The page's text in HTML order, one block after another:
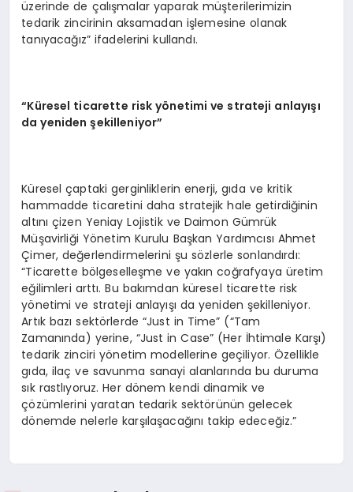
üzerinde de çalışmalar yaparak müşterilerimizin
tedarik zincirinin aksamadan işlemesine olanak
tanıyacağız” ifadelerini kullandı.
“Küresel ticarette risk yönetimi ve strateji anlayışı
da yeniden şekilleniyor”
Küresel çaptaki gerginliklerin enerji, gıda ve kritik
hammadde ticaretini daha stratejik hale getirdiğinin
altını çizen Yeniay Lojistik ve Daimon Gümrük
Müşavirliği Yönetim Kurulu Başkan Yardımcısı Ahmet
Çimer, değerlendirmelerini şu sözlerle sonlandırdı:
“Ticarette bölgeselleşme ve yakın coğrafyaya üretim
eğilimleri arttı. Bu bakımdan küresel ticarette risk
yönetimi ve strateji anlayışı da yeniden şekilleniyor.
Artık bazı sektörlerde “Just in Time” (“Tam
Zamanında) yerine, “Just in Case” (Her İhtimale Karşı)
tedarik zinciri yönetim modellerine geçiliyor. Özellikle
gıda, ilaç ve savunma sanayi alanlarında bu duruma
sık rastlıyoruz. Her dönem kendi dinamik ve
çözümlerini yaratan tedarik sektörünün gelecek
dönemde nelerle karşılaşacağını takip edeceğiz.”